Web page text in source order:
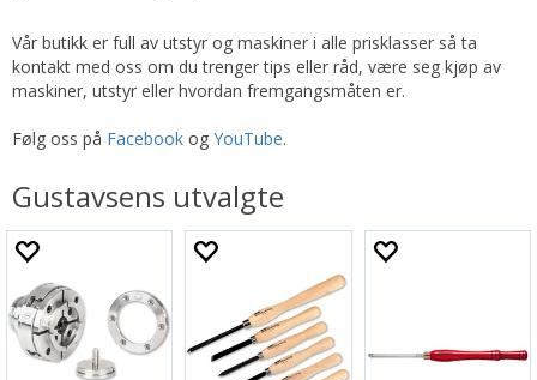
Vår butikk er full av utstyr og maskiner i alle prisklasser så ta
kontakt med oss om du trenger tips eller råd, være seg kjøp av
maskiner, utstyr eller hvordan fremgangsmåten er.
Følg oss på Facebook og YouTube.
Gustavsens utvalgte
25%